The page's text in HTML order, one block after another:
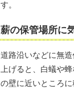
す。
薪の保管場所に
道路沿いなどに無
上げると、白蟻や
の壁に近いところ